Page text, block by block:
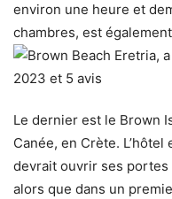
environ une heure et
chambres, est
Le dernier est le Brown
Canée, en Crète.
devrait ouvrir ses portes
alors que dans un